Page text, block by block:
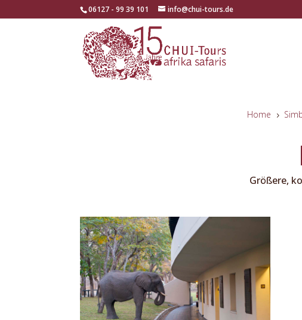
06127 - 99 39 101 info@chui-tours.de
Home 5
Größere,